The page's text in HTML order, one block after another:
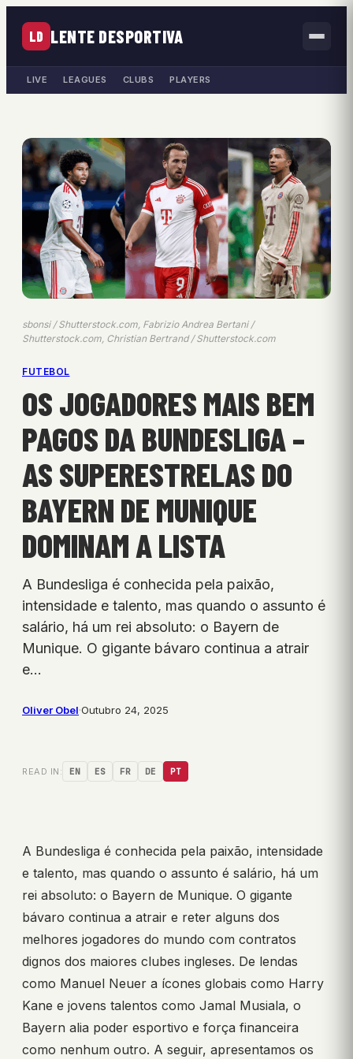
LD LENTE DESPORTIVA
LIVE LEAGUES CLUBS PLAYERS
sbonsi / Shutterstock.com, Fabrizio Andrea Bertani /
Shutterstock.com, Christian Bertrand / Shutterstock.com
FUTEBOL
OS JOGADORES MAIS BEM
PAGOS DA BUNDESLIGA –
AS SUPERESTRELAS DO
BAYERN DE MUNIQUE
DOMINAM A LISTA
A Bundesliga é conhecida pela paixão,
intensidade e talento, mas quando o assunto é
salário, há um rei absoluto: o Bayern de
Munique. O gigante bávaro continua a atrair
e…
Oliver Obel·Outubro 24, 2025
READ IN: EN ES FR DE PT
A Bundesliga é conhecida pela paixão, intensidade
e talento, mas quando o assunto é salário, há um
rei absoluto: o Bayern de Munique. O gigante
bávaro continua a atrair e reter alguns dos
melhores jogadores do mundo com contratos
dignos dos maiores clubes ingleses. De lendas
como Manuel Neuer a ícones globais como Harry
Kane e jovens talentos como Jamal Musiala, o
Bayern alia poder esportivo e força financeira
como nenhum outro. A seguir, apresentamos os